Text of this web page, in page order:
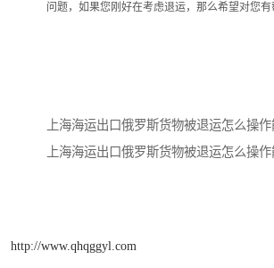
问题，如果您刚好在考虑退运，那么希望对您有
上海海运出口俄罗斯货物被退运怎么操
上海海运出口俄罗斯货物被退运怎么操
http://www.qhqggyl.com